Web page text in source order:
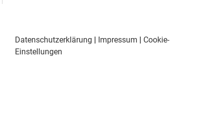
Datenschutzerklärung | Impressum | Cookie-
Einstellungen